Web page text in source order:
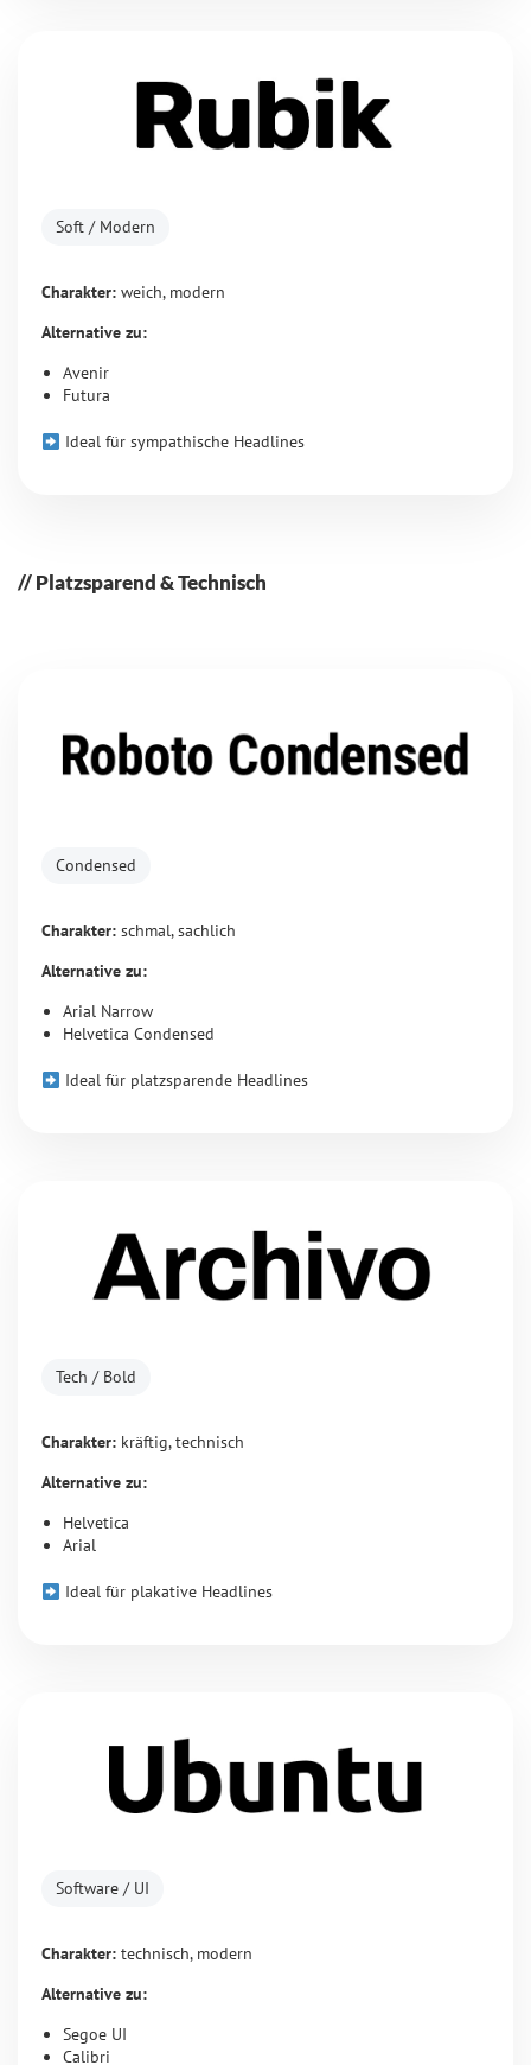
Soft / Modern
Charakter: weich, modern
Alternative zu:
Avenir
Futura
Ideal für sympathische Headlines
Platzsparend & Technisch
Condensed
Charakter: schmal, sachlich
Alternative zu:
Arial Narrow
Helvetica Condensed
Ideal für platzsparende Headlines
Tech / Bold
Charakter: kräftig, technisch
Alternative zu:
Helvetica
Arial
Ideal für plakative Headlines
Software / UI
Charakter: technisch, modern
Alternative zu:
Segoe UI
Calibri